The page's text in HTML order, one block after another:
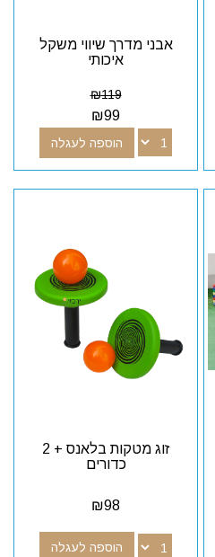
אבני מדרך שיווי משקל
איכותי
₪119
₪99
הוספה לעגלה
זוג מטקות בלאנס + 2
כדורים
₪98
הוספה לעגלה